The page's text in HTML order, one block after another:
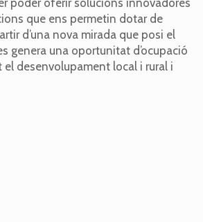
poder oferir solucions innovadores
que ens permetin dotar de
d’una nova mirada que posi el
genera una oportunitat d’ocupació
desenvolupament local i rural i